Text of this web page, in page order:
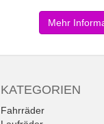
Mehr
KATEGORIEN
Fahrräder